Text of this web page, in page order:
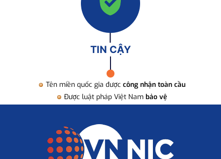
TIN CẬY
Tên miền quốc gia được công nhận toàn cầu
Được luật pháp Việt Nam bảo vệ